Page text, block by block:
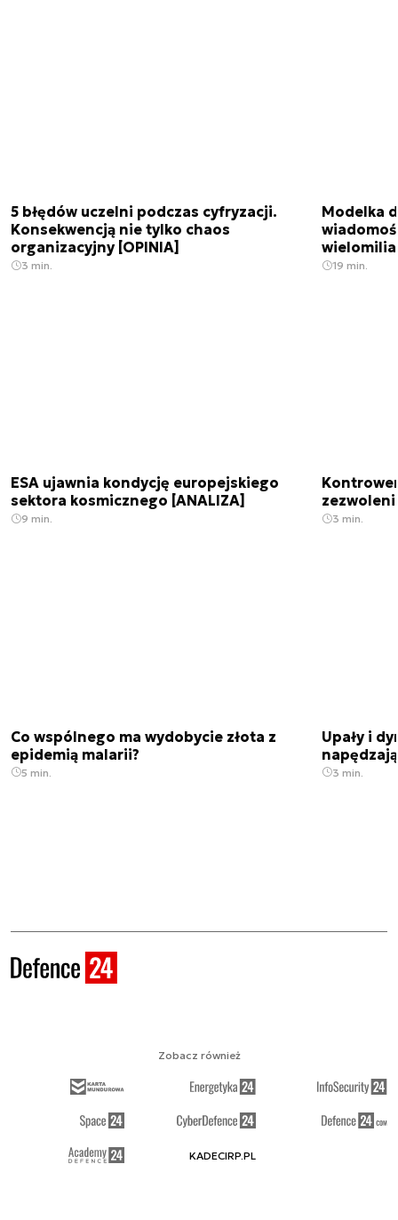
5 błędów uczelni podczas cyfryzacji.
Konsekwencją nie tylko chaos
organizacyjny [OPINIA]
3 min.
Modelka
19 min.
ESA ujawnia kondycję europejskiego
sektora kosmicznego [ANALIZA]
9 min. 3 min.
Co wspólnego ma wydobycie złota z
epidemią malarii?
5 min.
Upały i
3 min.
Zobacz również
KADECIRP.PL